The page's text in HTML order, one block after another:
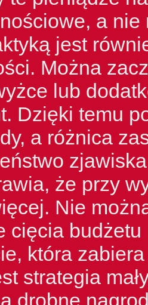
a nie
jest
Można
lub
Dzięki temu
a różnica
że przy
Nie
cięcia
która
strategia
drobne